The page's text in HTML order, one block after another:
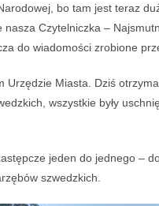
bo tam jest teraz
Czytelniczka –
do wiadomości zrobione
Urzędzie Miasta. Dziś
wszystkie były
jeden do jednego –
szwedzkich.